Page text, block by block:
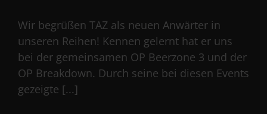
Wir begrüßen TAZ als neuen Anwärter in
unseren Reihen! Kennen gelernt hat er uns
bei der gemeinsamen OP Beerzone 3 und der
OP Breakdown. Durch seine bei diesen Events
gezeigte [...]